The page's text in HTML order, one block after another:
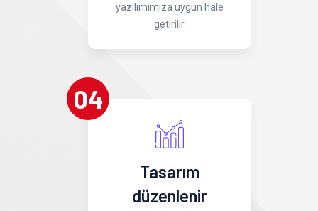
yazılımımıza uygun hale
getirilir.
04
Tasarım
düzenlenir